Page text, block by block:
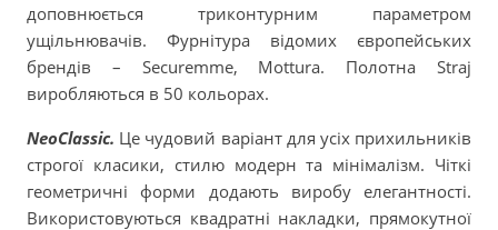
доповнюється триконтурним параметром
ущільнювачів. Фурнітура відомих європейських
брендів – Securemme, Mottura. Полотна Straj
виробляються в 50 кольорах.
NeoClassic. Це чудовий варіант для усіх прихильників
строгої класики, стилю модерн та мінімалізм. Чіткі
геометричні форми додають виробу елегантності.
Використовуються квадратні накладки, прямокутної